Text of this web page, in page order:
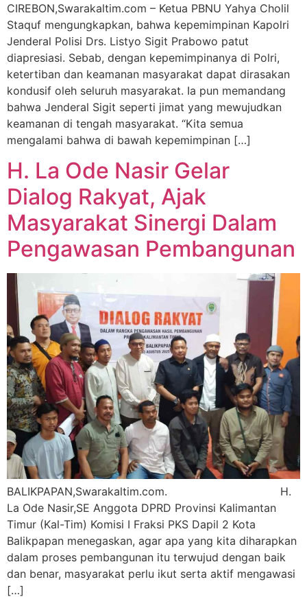
CIREBON,Swarakaltim.com – Ketua PBNU Yahya Cholil
Staquf mengungkapkan, bahwa kepemimpinan Kapolri
Jenderal Polisi Drs. Listyo Sigit Prabowo patut
diapresiasi. Sebab, dengan kepemimpinanya di Polri,
ketertiban dan keamanan masyarakat dapat dirasakan
kondusif oleh seluruh masyarakat. Ia pun memandang
bahwa Jenderal Sigit seperti jimat yang mewujudkan
keamanan di tengah masyarakat. “Kita semua
mengalami bahwa di bawah kepemimpinan […]
H. La Ode Nasir Gelar
Dialog Rakyat, Ajak
Masyarakat Sinergi Dalam
Pengawasan Pembangunan
BALIKPAPAN,Swarakaltim.com. H.
La Ode Nasir,SE Anggota DPRD Provinsi Kalimantan
Timur (Kal-Tim) Komisi I Fraksi PKS Dapil 2 Kota
Balikpapan menegaskan, agar apa yang kita diharapkan
dalam proses pembangunan itu terwujud dengan baik
dan benar, masyarakat perlu ikut serta aktif mengawasi
[…]